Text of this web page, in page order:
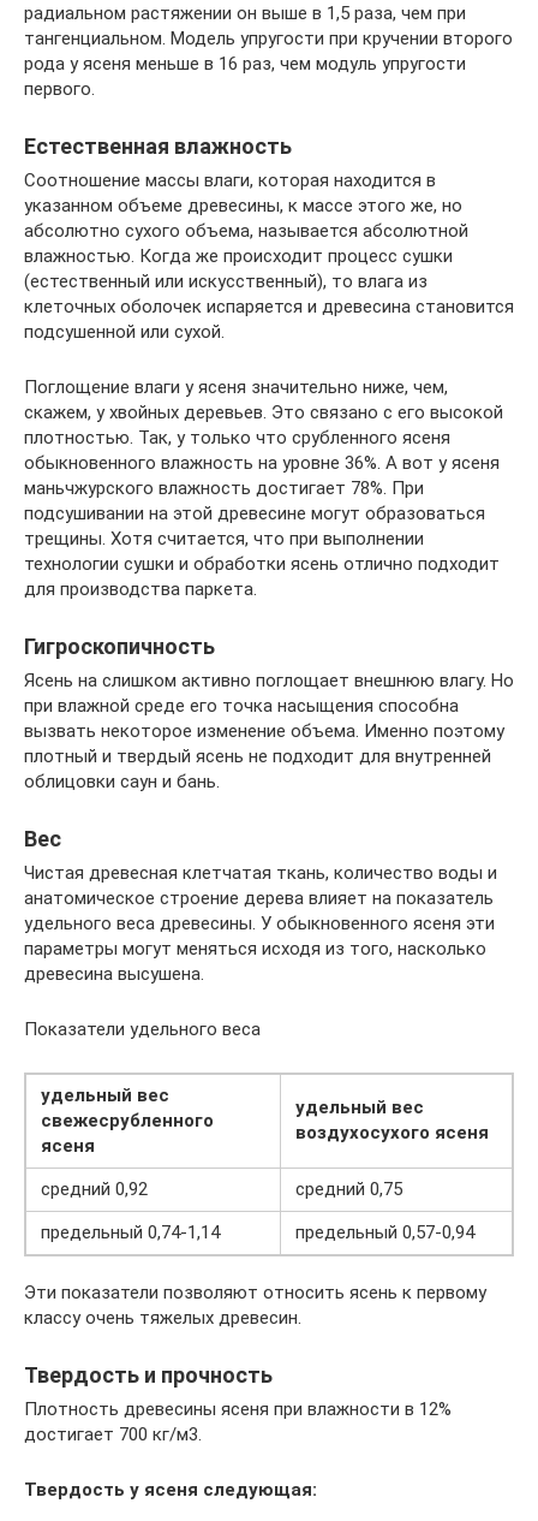
радиальном растяжении он выше в 1,5 раза, чем при
тангенциальном. Модель упругости при кручении второго
рода у ясеня меньше в 16 раз, чем модуль упругости
первого.
Естественная влажность
Соотношение массы влаги, которая находится в
указанном объеме древесины, к массе этого же, но
абсолютно сухого объема, называется абсолютной
влажностью. Когда же происходит процесс сушки
(естественный или искусственный), то влага из
клеточных оболочек испаряется и древесина становится
подсушенной или сухой.
Поглощение влаги у ясеня значительно ниже, чем,
скажем, у хвойных деревьев. Это связано с его высокой
плотностью. Так, у только что срубленного ясеня
обыкновенного влажность на уровне 36%. А вот у ясеня
маньчжурского влажность достигает 78%. При
подсушивании на этой древесине могут образоваться
трещины. Хотя считается, что при выполнении
технологии сушки и обработки ясень отлично подходит
для производства паркета.
Гигроскопичность
Ясень на слишком активно поглощает внешнюю влагу. Но
при влажной среде его точка насыщения способна
вызвать некоторое изменение объема. Именно поэтому
плотный и твердый ясень не подходит для внутренней
облицовки саун и бань.
Вес
Чистая древесная клетчатая ткань, количество воды и
анатомическое строение дерева влияет на показатель
удельного веса древесины. У обыкновенного ясеня эти
параметры могут меняться исходя из того, насколько
древесина высушена.
Показатели удельного веса
удельный вес
свежесрубленного
ясеня
удельный вес
воздухосухого ясеня
средний 0,92
средний 0,75
предельный 0,74-1,14
предельный 0,57-0,94
Эти показатели позволяют относить ясень к первому
классу очень тяжелых древесин.
Твердость и прочность
Плотность древесины ясеня при влажности в 12%
достигает 700 кг/м3.
Твердость у ясеня следующая: